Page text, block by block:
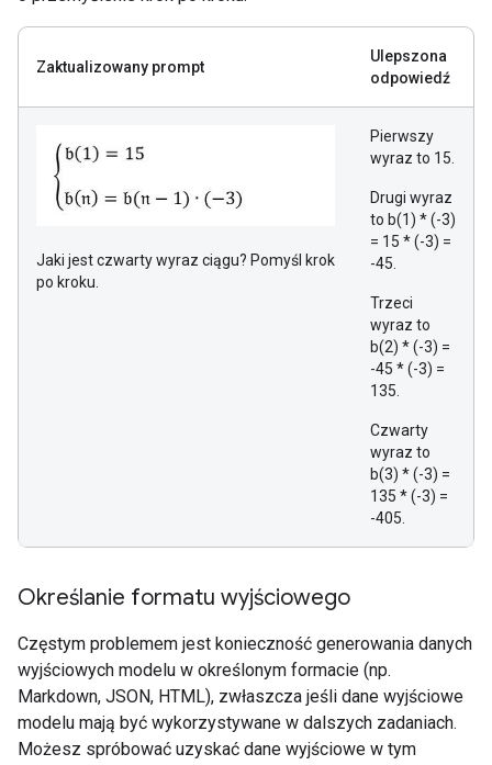
Zaktualizowany prompt
Ulepszona
odpowiedź
Jaki jest czwarty wyraz ciągu? Pomyśl krok
po kroku.
Pierwszy
wyraz to 15.
Drugi wyraz
to b(1) * (-3)
= 15 * (-3) =
-45.
Trzeci
wyraz to
b(2) * (-3) =
-45 * (-3) =
135.
Czwarty
wyraz to
b(3) * (-3) =
135 * (-3) =
-405.
Określanie formatu wyjściowego
Częstym problemem jest konieczność generowania danych
wyjściowych modelu w określonym formacie (np.
Markdown, JSON, HTML), zwłaszcza jeśli dane wyjściowe
modelu mają być wykorzystywane w dalszych zadaniach.
Możesz spróbować uzyskać dane wyjściowe w tym